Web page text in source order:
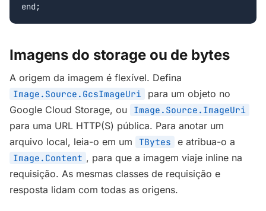
end;
Imagens do storage ou de bytes
A origem da imagem é flexível. Defina
Image.Source.GcsImageUri
para um objeto no
Google Cloud Storage, ou
Image.Source.ImageUri
para uma URL HTTP(S) pública. Para anotar um
arquivo local, leia-o em um
TBytes e atribua-o a
Image.Content , para que a imagem viaje inline na
requisição. As mesmas classes de requisição e
resposta lidam com todas as origens.